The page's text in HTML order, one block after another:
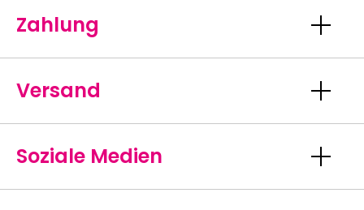
Zahlung
Versand
Soziale Medien